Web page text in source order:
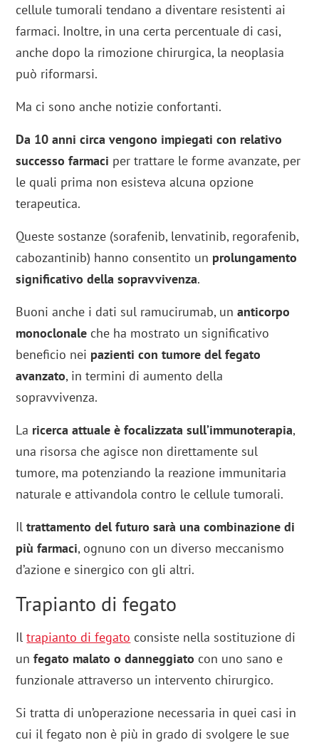
cellule tumorali tendano a diventare resistenti ai
farmaci. Inoltre, in una certa percentuale di casi,
anche dopo la rimozione chirurgica, la neoplasia
può riformarsi.
Ma ci sono anche notizie confortanti.
Da 10 anni circa vengono impiegati con relativo
successo farmaci per trattare le forme avanzate, per
le quali prima non esisteva alcuna opzione
terapeutica.
Queste sostanze (sorafenib, lenvatinib, regorafenib,
cabozantinib) hanno consentito un prolungamento
significativo della sopravvivenza.
Buoni anche i dati sul ramucirumab, unanticorpo
monoclonale che ha mostrato un significativo
beneficio nei pazienti con tumore del fegato
avanzato, in termini di aumento della
sopravvivenza.
La ricerca attuale è focalizzata sull’immunoterapia,
una risorsa che agisce non direttamente sul
tumore, ma potenziando la reazione immunitaria
naturale e attivandola contro le cellule tumorali.
Iltrattamento del futuro sarà una combinazione di
più farmaci, ognuno con un diverso meccanismo
d’azione e sinergico con gli altri.
Trapianto di fegato
Iltrapianto di fegato consiste nella sostituzione di
un fegato malato o danneggiato con uno sano e
funzionale attraverso un intervento chirurgico.
Si tratta di un’operazione necessaria in quei casi in
cui il fegato non è più in grado di svolgere le sue